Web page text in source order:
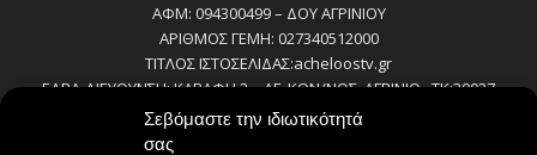
Σεβόμαστε την ιδιωτικότητά
σας
ΑΦΜ: 094300499 – ΔΟΥ ΑΓΡΙΝΙΟΥ
ΑΡΙΘΜΟΣ ΓΕΜΗ: 027340512000
ΤΙΤΛΟΣ ΙΣΤΟΣΕΛΙΔΑΣ:acheloostv.gr
ΕΔΡΑ-ΔΙΕΥΘΥΝΣΗ: ΚΑΒΑΦΗ 2 – ΑΓ. ΚΩΝ/ΝΟΣ, ΑΓΡΙΝΙΟ , ΤΚ:30027
ΤΗΛΕΦΩΝΟ: 2641022803 – 58800
E-MAIL: bokas@otenet.gr, info@axeloostv.gr